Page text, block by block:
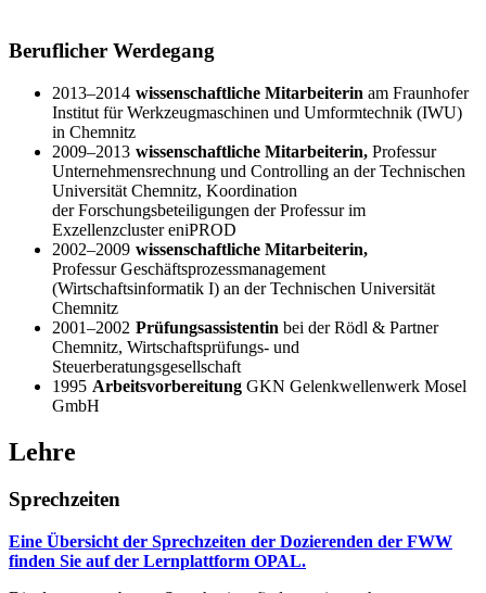
Beruflicher Werdegang
2013–2014 wissenschaftliche Mitarbeiterin am Fraunhofer
Institut für Werkzeugmaschinen und Umformtechnik (IWU)
in Chemnitz
2009–2013 wissenschaftliche Mitarbeiterin, Professur
Unternehmensrechnung und Controlling an der Technischen
Universität Chemnitz, Koordination
der Forschungsbeteiligungen der Professur im
Exzellenzcluster eniPROD
2002–2009 wissenschaftliche Mitarbeiterin,
Professur Geschäftsprozessmanagement
(Wirtschaftsinformatik I) an der Technischen Universität
Chemnitz
2001–2002 Prüfungsassistentin bei der Rödl & Partner
Chemnitz, Wirtschaftsprüfungs- und
Steuerberatungsgesellschaft
1995 Arbeitsvorbereitung GKN Gelenkwellenwerk Mosel
GmbH
Lehre
Sprechzeiten
Eine Übersicht der Sprechzeiten der Dozierenden der FWW
finden Sie auf der Lernplattform OPAL.